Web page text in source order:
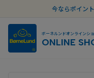
今ならポイン
ボーネルンドオンラインシ
ONLINE